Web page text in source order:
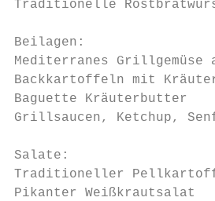
Traditionelle
Beilagen:
Mediterranes Grillgemüse
Backkartoffeln mit
Baguette Kräuterbutter
Grillsaucen, Ketchup,
Salate:
Traditioneller
Pikanter Weißkrautsalat